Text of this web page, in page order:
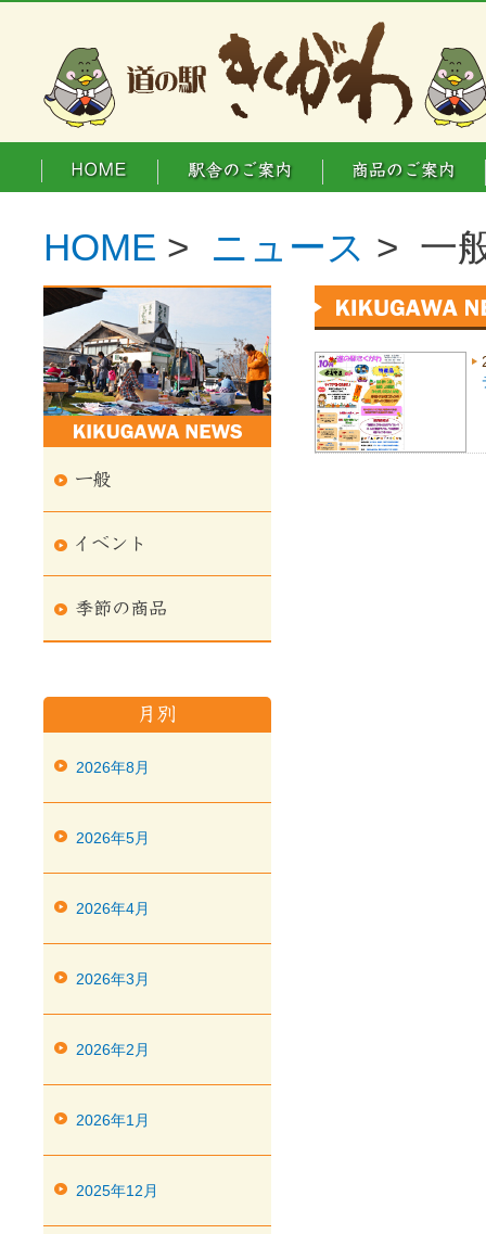
HOME > ニュース > 一
2026年8月
2026年5月
2026年4月
2026年3月
2026年2月
2026年1月
2025年12月